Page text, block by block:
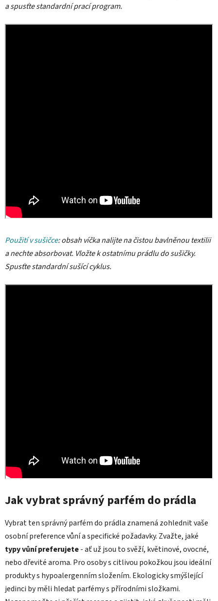
a spusťte standardní prací program.
Použití v sušičce: obsah víčka nalijte na čistou bavlněnou textilii
a nechte absorbovat. Vložte k ostatnímu prádlu do sušičky.
Spusťte standardní sušící cyklus.
Jak vybrat správný parfém do prádla
Vybrat ten správný parfém do prádla znamená zohlednit vaše
osobní preference vůní a specifické požadavky. Zvažte, jaké
typy vůní preferujete- ať už jsou to svěží, květinové, ovocné,
nebo dřevité aroma. Pro osoby s citlivou pokožkou jsou ideální
produkty s hypoalergenním složením. Ekologicky smýšlející
jedinci by měli hledat parfémy s přírodními složkami.